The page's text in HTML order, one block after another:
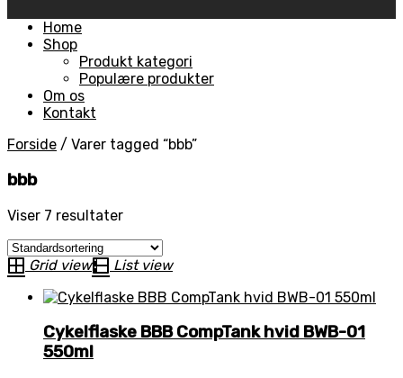
Skip
Home
Shop
Produkt kategori
Populære produkter
Om os
Kontakt
Forside / Varer tagged “bbb”
bbb
Viser 7 resultater
Grid view List view
Cykelflaske BBB CompTank hvid BWB-01
550ml